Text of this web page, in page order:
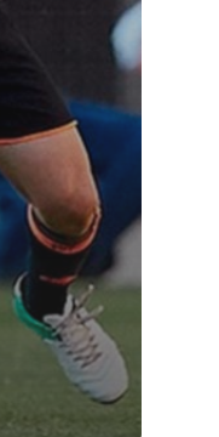
Cuenca
Guadalajara
Talavera
Educación
Deportes
Ambiente
Rural
Especiales
Política
Galerías